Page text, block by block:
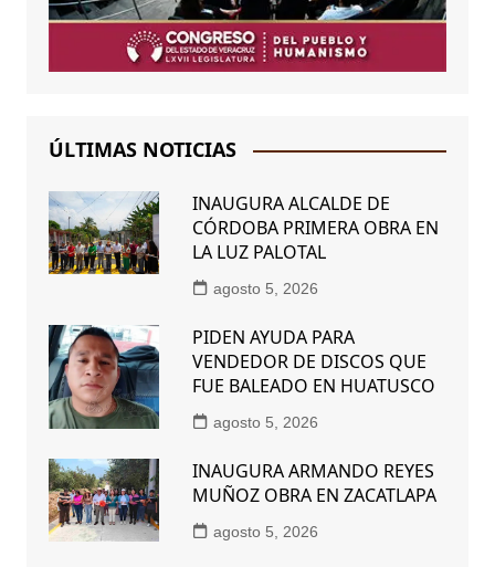
ÚLTIMAS NOTICIAS
INAUGURA ALCALDE DE
CÓRDOBA PRIMERA OBRA EN
LA LUZ PALOTAL
agosto 5, 2026
PIDEN AYUDA PARA
VENDEDOR DE DISCOS QUE
FUE BALEADO EN HUATUSCO
agosto 5, 2026
INAUGURA ARMANDO REYES
MUÑOZ OBRA EN ZACATLAPA
agosto 5, 2026